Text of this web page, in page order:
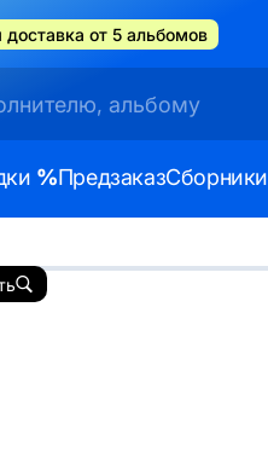
доставка от 5 альбомов
%ПредзаказСборники